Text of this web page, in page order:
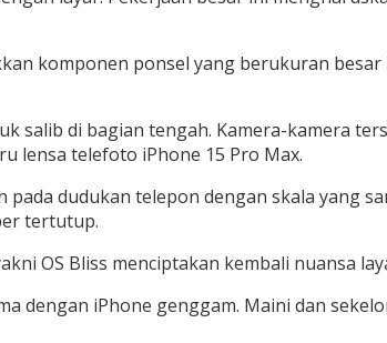
komponen ponsel yang berukuran
salib di bagian tengah. Kamera-kamera
lensa telefoto iPhone 15 Pro Max.
dudukan telepon dengan skala yang
tertutup.
OS Bliss menciptakan kembali nuansa
dengan iPhone genggam. Maini dan